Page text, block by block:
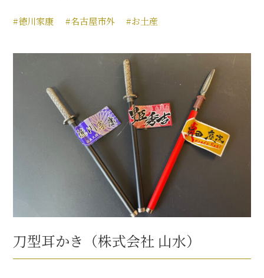
#徳川家康 #名古屋市外 #お土産
刀型耳かき（株式会社 山水）